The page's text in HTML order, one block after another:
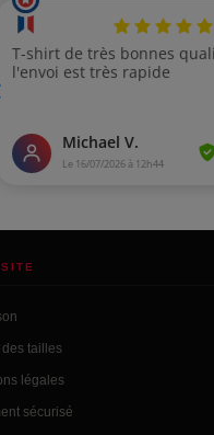
des tailles
légales
sécurisé